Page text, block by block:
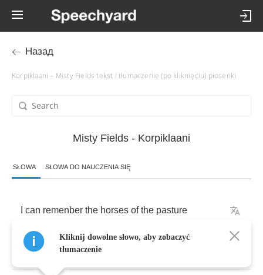
Назад
Korpiklaani – Misty Fields tekst i tłumaczenie (po kliknięciu) piosenki
Misty Fields - Korpiklaani
SŁOWA SŁOWA DO NAUCZENIA SIĘ
can remenber the horses of the pasture
misty mornings and
Kliknij dowolne słowo, aby zobaczyć
tłumaczenie